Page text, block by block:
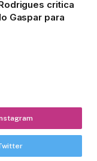
critica
Gaspar para